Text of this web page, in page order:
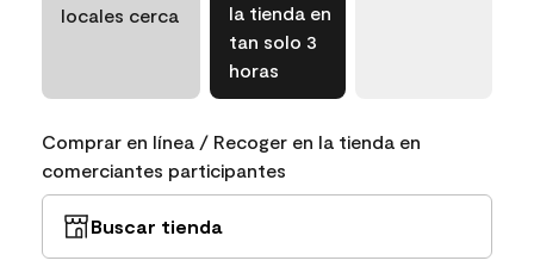
locales cerca
la tienda en
tan solo 3
horas
Comprar en línea / Recoger en la tienda en
comerciantes participantes
Buscar tienda